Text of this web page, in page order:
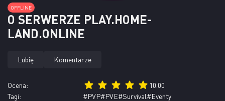
OFFLINE
O SERWERZE PLAY.HOME-
LAND.ONLINE
Lubię Komentarze
Ocena:
10.00
Tagi:
#PVP#PVE#Survival#Eventy